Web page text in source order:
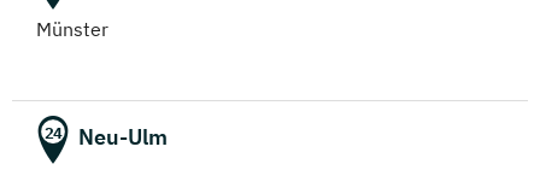
Münster
24 Neu-Ulm